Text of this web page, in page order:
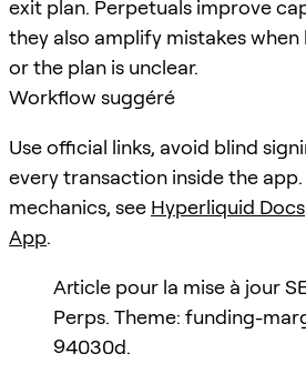
exit plan. Perpetuals improve
they also amplify mistakes
or the plan is unclear.
Workflow suggéré
Use official links, avoid blind
every transaction inside the
mechanics, see Hyperliquid Docs
App.
Article pour la mise à jour
Perps. Theme: funding-
94030d.